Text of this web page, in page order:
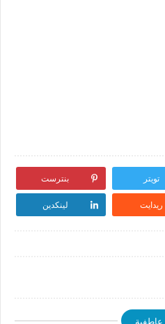
تويتر بنترست
ريدايت لينكدين